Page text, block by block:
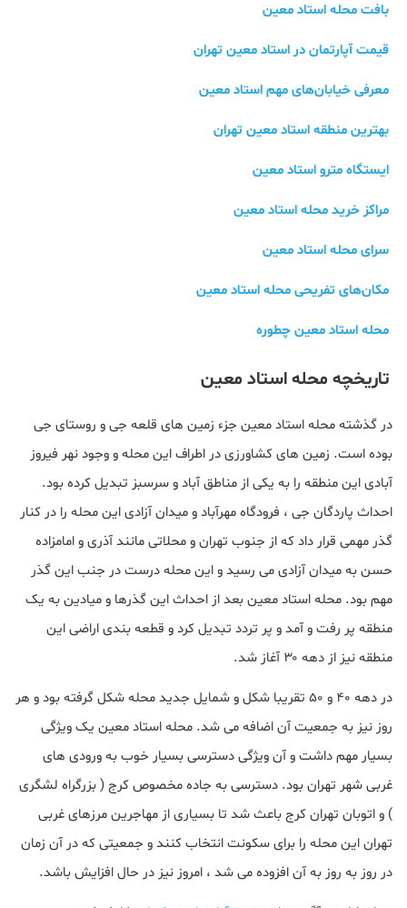
بافت محله استاد معین
قیمت آپارتمان در استاد معین تهران
معرفی خیابان‌های مهم استاد معین
بهترین منطقه استاد معین تهران
ایستگاه مترو استاد معین
مراکز خرید محله استاد معین
سرای محله استاد معین
مکان‌های تفریحی محله استاد معین
محله استاد معین چطوره
تاریخچه محله استاد معین
در گذشته محله استاد معین جزء زمین های قلعه جی و روستای جی
بوده است. زمین های کشاورزی در اطراف این محله و وجود نهر فیروز
آبادی این منطقه را به یکی از مناطق آباد و سرسبز تبدیل کرده بود.
احداث پاردگان جی ، فرودگاه مهرآباد و میدان آزادی این محله را در کنار
گذر مهمی قرار داد که از جنوب تهران و محلاتی مانند آذری و امامزاده
حسن به میدان آزادی می رسید و این محله درست در جنب این گذر
مهم بود. محله استاد معین بعد از احداث این گذرها و میادین به یک
منطقه پر رفت و آمد و پر تردد تبدیل کرد و قطعه بندی اراضی این
منطقه نیز از دهه ۳۰ آغاز شد.
در دهه ۴۰ و ۵۰ تقریبا شکل و شمایل جدید محله شکل گرفته بود و هر
روز نیز به جمعیت آن اضافه می شد. محله استاد معین یک ویژگی
بسیار مهم داشت و آن ویژگی دسترسی بسیار خوب به ورودی های
غربی شهر تهران بود. دسترسی به جاده مخصوص کرج ( بزرگراه لشگری
) و اتوبان تهران کرج باعث شد تا بسیاری از مهاجرین مرزهای غربی
تهران این محله را برای سکونت انتخاب کنند و جمعیتی که در آن زمان
در روز به روز به آن افزوده می شد ، امروز نیز در حال افزایش باشد.